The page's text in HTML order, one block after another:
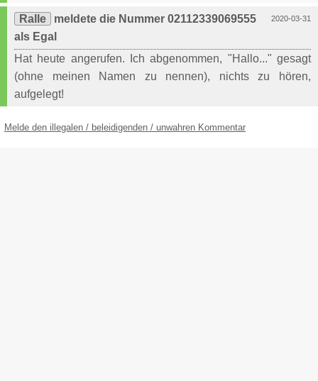
2020-03-31
Ralle
meldete die Nummer 02112339069555
als Egal
Hat heute angerufen. Ich abgenommen, "Hallo..." gesagt
(ohne meinen Namen zu nennen), nichts zu hören,
aufgelegt!
Melde den illegalen / beleidigenden / unwahren Kommentar